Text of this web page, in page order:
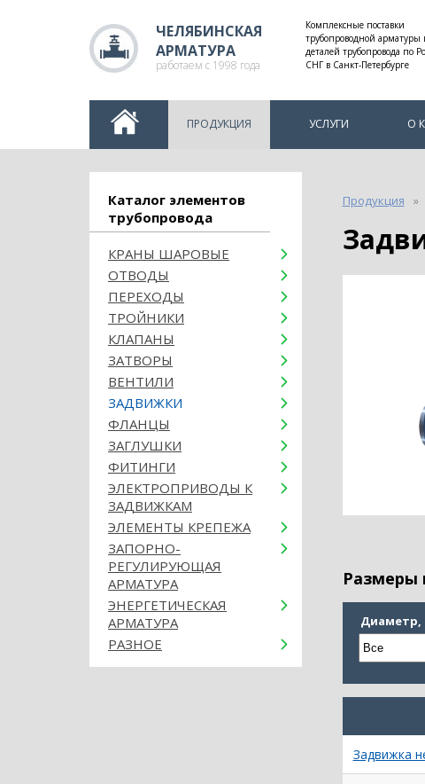
ЧЕЛЯБИНСКАЯ
АРМАТУРА
работаем с 1998 года
Комплексные поставки
трубопроводной арматуры
деталей трубопровода по
СНГ в Санкт-Петербурге
ПРОДУКЦИЯ УСЛУГИ О
Каталог элементов
трубопровода
КРАНЫ ШАРОВЫЕ
ОТВОДЫ
ПЕРЕХОДЫ
ТРОЙНИКИ
КЛАПАНЫ
ЗАТВОРЫ
ВЕНТИЛИ
ЗАДВИЖКИ
ФЛАНЦЫ
ЗАГЛУШКИ
ФИТИНГИ
ЭЛЕКТРОПРИВОДЫ К
ЗАДВИЖКАМ
ЭЛЕМЕНТЫ КРЕПЕЖА
ЗАПОРНО-
РЕГУЛИРУЮЩАЯ
АРМАТУРА
ЭНЕРГЕТИЧЕСКАЯ
АРМАТУРА
РАЗНОЕ
Продукция
Размеры
Задвижка